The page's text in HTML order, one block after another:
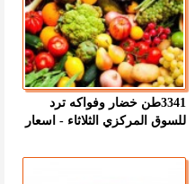
3341طن خضار وفواكه ترد
للسوق المركزي الثلاثاء - اسعار